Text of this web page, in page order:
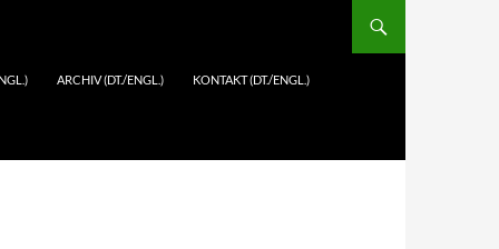
ARCHIV (DT./ENGL.) KONTAKT (DT./ENGL.)